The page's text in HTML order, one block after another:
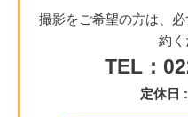
撮影をご希望の方は、
約く
TEL：
定休日